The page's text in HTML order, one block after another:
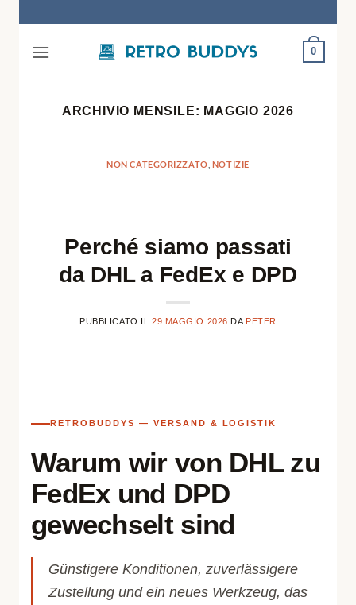
contenuti
0
ARCHIVIO MENSILE: MAGGIO 2026
NON CATEGORIZZATO NOTIZIE
Perché siamo passati
da DHL a FedEx e DPD
PUBBLICATO IL 29 MAGGIO 2026 DA PETER
RETROBUDDYS — VERSAND & LOGISTIK
Warum wir von DHL zu
FedEx und DPD
gewechselt sind
Günstigere Konditionen, zuverlässigere
Zustellung und ein neues Werkzeug, das